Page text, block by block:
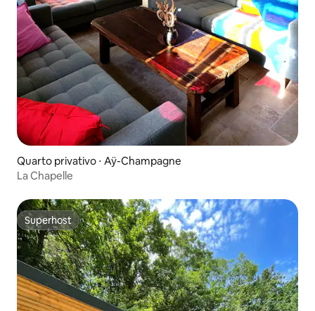
Quarto privativo ⋅ Aÿ-Champagne
La Chapelle
Superhost
Superhost